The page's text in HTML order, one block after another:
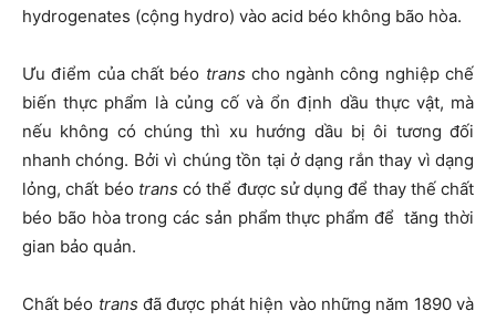
hydrogenates (cộng hydro) vào acid béo không bão hòa.
Ưu điểm của chất béo trans cho ngành công nghiệp chế
biến thực phẩm là củng cố và ổn định dầu thực vật, mà
nếu không có chúng thì xu hướng dầu bị ôi tương đối
nhanh chóng. Bởi vì chúng tồn tại ở dạng rắn thay vì dạng
lỏng, chất béo trans có thể được sử dụng để thay thế chất
béo bão hòa trong các sản phẩm thực phẩm để tăng thời
gian bảo quản.
Chất béo trans đã được phát hiện vào những năm 1890 và